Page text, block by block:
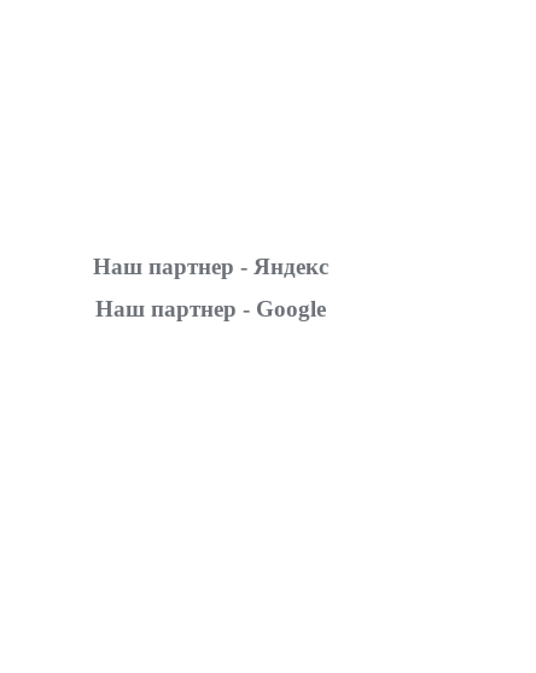
Наш партнер - Яндекс
Наш партнер - Google